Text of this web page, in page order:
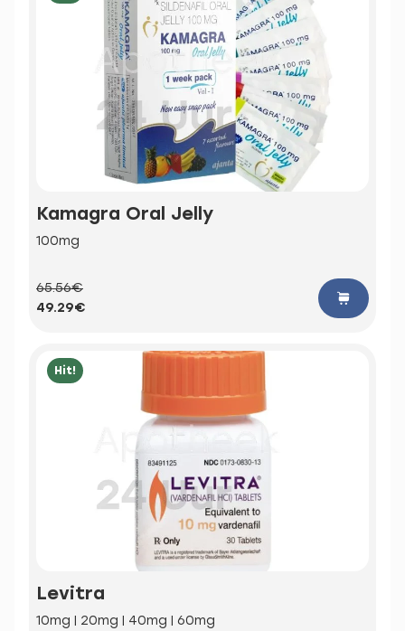
Kamagra Oral Jelly
100mg
65.56€
49.29€
Hit!
Levitra
10mg | 20mg | 40mg | 60mg